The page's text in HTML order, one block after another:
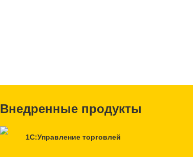
Внедренные продукты
1С:Управление торговлей